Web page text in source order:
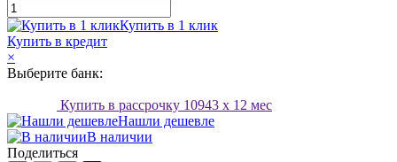
Купить в 1 клик
Купить в кредит
×
Выберите банк:
Купить в рассрочку 10943 x 12 мес
Нашли дешевле
В наличии
Поделиться